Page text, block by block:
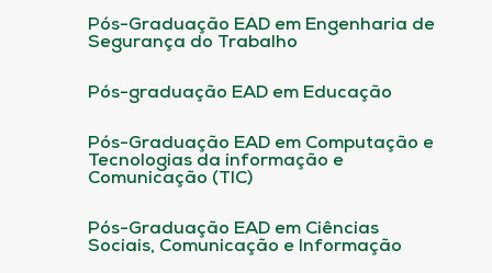
Pós-Graduação EAD em Engenharia de
Segurança do Trabalho
Pós-graduação EAD em Educação
Pós-Graduação EAD em Computação e
Tecnologias da informação e
Comunicação (TIC)
Pós-Graduação EAD em Ciências
Sociais, Comunicação e Informação